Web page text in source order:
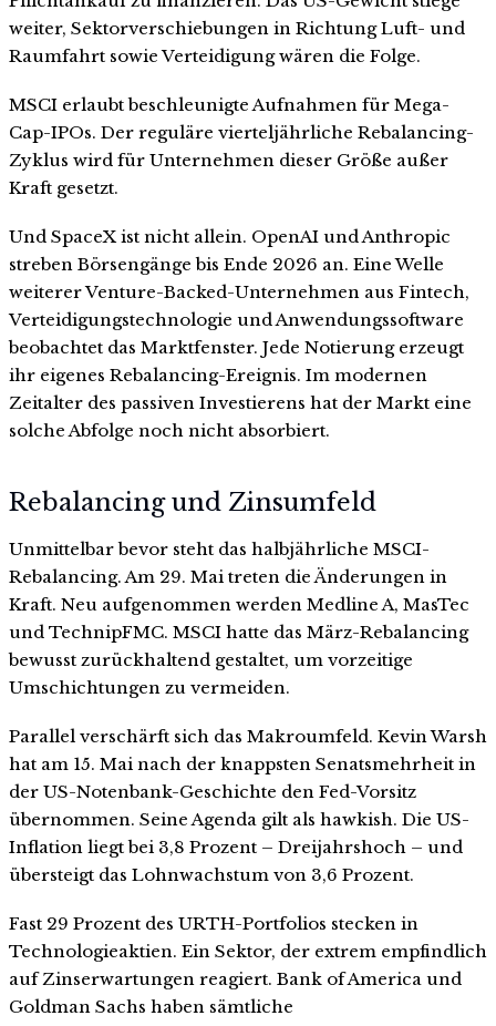
weiter, Sektorverschiebungen in Richtung Luft- und
Raumfahrt sowie Verteidigung wären die Folge.
MSCI erlaubt beschleunigte Aufnahmen für Mega-
Cap-IPOs. Der reguläre vierteljährliche Rebalancing-
Zyklus wird für Unternehmen dieser Größe außer
Kraft gesetzt.
Und SpaceX ist nicht allein. OpenAI und Anthropic
streben Börsengänge bis Ende 2026 an. Eine Welle
weiterer Venture-Backed-Unternehmen aus Fintech,
Verteidigungstechnologie und Anwendungssoftware
beobachtet das Marktfenster. Jede Notierung erzeugt
ihr eigenes Rebalancing-Ereignis. Im modernen
Zeitalter des passiven Investierens hat der Markt eine
solche Abfolge noch nicht absorbiert.
Rebalancing und Zinsumfeld
Unmittelbar bevor steht das halbjährliche MSCI-
Rebalancing. Am 29. Mai treten die Änderungen in
Kraft. Neu aufgenommen werden Medline A, MasTec
und TechnipFMC. MSCI hatte das März-Rebalancing
bewusst zurückhaltend gestaltet, um vorzeitige
Umschichtungen zu vermeiden.
Parallel verschärft sich das Makroumfeld. Kevin Warsh
hat am 15. Mai nach der knappsten Senatsmehrheit in
der US-Notenbank-Geschichte den Fed-Vorsitz
übernommen. Seine Agenda gilt als hawkish. Die US-
Inflation liegt bei 3,8 Prozent – Dreijahrshoch – und
übersteigt das Lohnwachstum von 3,6 Prozent.
Fast 29 Prozent des URTH-Portfolios stecken in
Technologieaktien. Ein Sektor, der extrem empfindlich
auf Zinserwartungen reagiert. Bank of America und
Goldman Sachs haben sämtliche